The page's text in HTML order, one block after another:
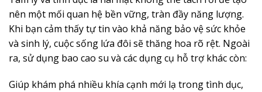
nên một mối quan hệ bền vững, tràn đầy năng lượng.
Khi bạn cảm thấy tự tin vào khả năng bảo vệ sức khỏe
và sinh lý, cuộc sống lứa đôi sẽ thăng hoa rõ rệt. Ngoài
ra, sử dụng bao cao su và các dụng cụ hỗ trợ khác còn:
Giúp khám phá nhiều khía cạnh mới lạ trong tình dục,